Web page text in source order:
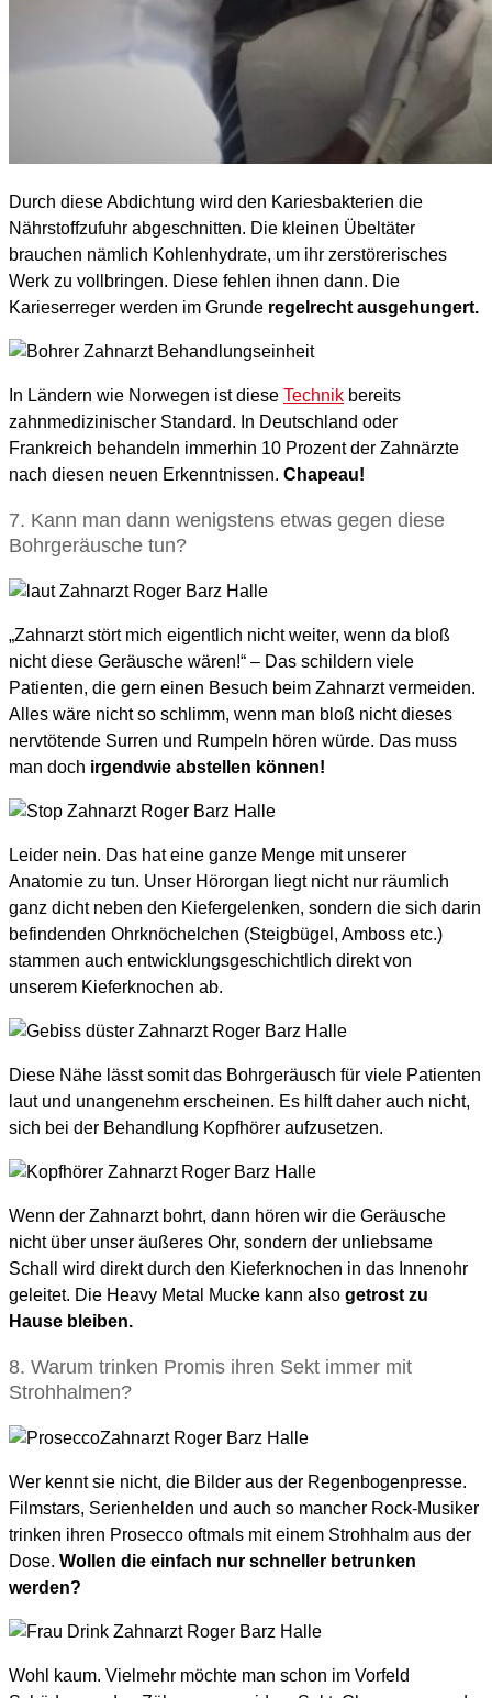
Durch diese Abdichtung wird den Kariesbakterien die
Nährstoffzufuhr abgeschnitten. Die kleinen Übeltäter
brauchen nämlich Kohlenhydrate, um ihr zerstörerisches
Werk zu vollbringen. Diese fehlen ihnen dann. Die
Karieserreger werden im Grunde regelrecht ausgehungert.
In Ländern wie Norwegen ist diese Technik bereits
zahnmedizinischer Standard. In Deutschland oder
Frankreich behandeln immerhin 10 Prozent der Zahnärzte
nach diesen neuen Erkenntnissen. Chapeau!
7. Kann man dann wenigstens etwas gegen diese
Bohrgeräusche tun?
„Zahnarzt stört mich eigentlich nicht weiter, wenn da bloß
nicht diese Geräusche wären!“ – Das schildern viele
Patienten, die gern einen Besuch beim Zahnarzt vermeiden.
Alles wäre nicht so schlimm, wenn man bloß nicht dieses
nervtötende Surren und Rumpeln hören würde. Das muss
man doch irgendwie abstellen können!
Leider nein. Das hat eine ganze Menge mit unserer
Anatomie zu tun. Unser Hörorgan liegt nicht nur räumlich
ganz dicht neben den Kiefergelenken, sondern die sich darin
befindenden Ohrknöchelchen (Steigbügel, Amboss etc.)
stammen auch entwicklungsgeschichtlich direkt von
unserem Kieferknochen ab.
Diese Nähe lässt somit das Bohrgeräusch für viele Patienten
laut und unangenehm erscheinen. Es hilft daher auch nicht,
sich bei der Behandlung Kopfhörer aufzusetzen.
Wenn der Zahnarzt bohrt, dann hören wir die Geräusche
nicht über unser äußeres Ohr, sondern der unliebsame
Schall wird direkt durch den Kieferknochen in das Innenohr
geleitet. Die Heavy Metal Mucke kann also getrost zu
Hause bleiben.
8. Warum trinken Promis ihren Sekt immer mit
Strohhalmen?
Wer kennt sie nicht, die Bilder aus der Regenbogenpresse.
Filmstars, Serienhelden und auch so mancher Rock-Musiker
trinken ihren Prosecco oftmals mit einem Strohhalm aus der
Dose. Wollen die einfach nur schneller betrunken
werden?
Wohl kaum. Vielmehr möchte man schon im Vorfeld